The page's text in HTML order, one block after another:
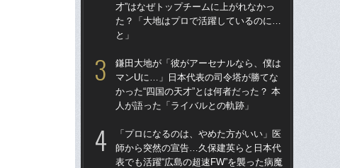
才”はなぜトップチームに上がれなかっ
た？「大地はプロで活躍しているのに…
と」
鎌田大地が「彼がアーセナルなら、僕は
マンUに…」日本代表の司令塔が勝てな
かった“四国の天才”とは何者だった？ 本
人が語った「ライバルとの軌跡」
「プロになるのは、やめた方がいい」医
師から突然の宣告…久保建英らと日本代
表でも活躍“広島の超速FW”を襲った病魔